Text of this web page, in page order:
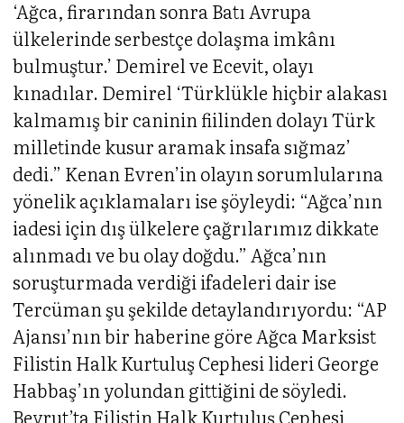
‘Ağca, firarından sonra Batı Avrupa
ülkelerinde serbestçe dolaşma imkânı
bulmuştur.’ Demirel ve Ecevit, olayı
kınadılar. Demirel ‘Türklükle hiçbir alakası
kalmamış bir caninin fiilinden dolayı Türk
milletinde kusur aramak insafa sığmaz’
dedi.” Kenan Evren’in olayın sorumlularına
yönelik açıklamaları ise şöyleydi: “Ağca’nın
iadesi için dış ülkelere çağrılarımız dikkate
alınmadı ve bu olay doğdu.” Ağca’nın
soruşturmada verdiği ifadeleri dair ise
Tercüman şu şekilde detaylandırıyordu: “AP
Ajansı’nın bir haberine göre Ağca Marksist
Filistin Halk Kurtuluş Cephesi lideri George
Habbaş’ın yolundan gittiğini de söyledi.
Beyrut’ta Filistin Halk Kurtuluş Cephesi